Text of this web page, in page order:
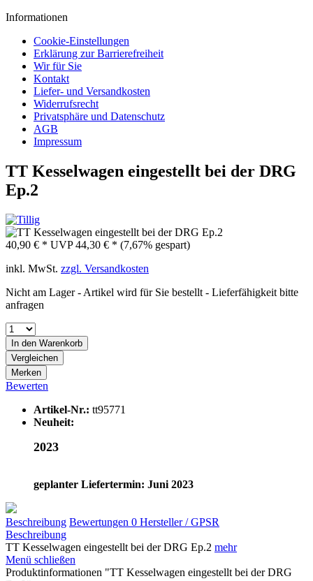
Informationen
Cookie-Einstellungen
Erklärung zur Barrierefreiheit
Wir für Sie
Kontakt
Liefer- und Versandkosten
Widerrufsrecht
Privatsphäre und Datenschutz
AGB
Impressum
TT Kesselwagen eingestellt bei der DRG
Ep.2
40,90 € * UVP44,30 € * (7,67% gespart)
inkl. MwSt. zzgl. Versandkosten
Nicht am Lager - Artikel wird für Sie bestellt - Lieferfähigkeit bitte
anfragen
In den Warenkorb
Vergleichen
Merken
Bewerten
Artikel-Nr.: tt95771
Neuheit:
2023
geplanter Liefertermin: Juni 2023
Beschreibung Bewertungen 0 Hersteller / GPSR
Beschreibung
TT Kesselwagen eingestellt bei der DRG Ep.2 mehr
Menü schließen
Produktinformationen "TT Kesselwagen eingestellt bei der DRG